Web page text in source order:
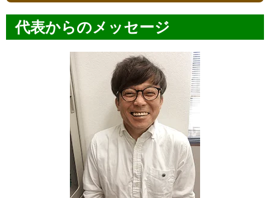
代表からのメッセージ